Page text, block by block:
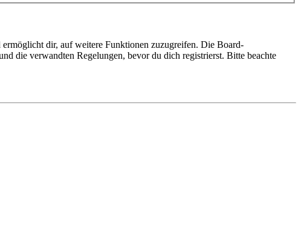
dir, auf weitere Funktionen zuzugreifen. Die Board-
die verwandten Regelungen, bevor du dich registrierst. Bitte beachte